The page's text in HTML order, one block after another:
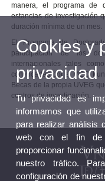
manera, el programa de
estancias de investigación
duración mínima de un mes.
El Programa de
participación de los
internacionales tales
convocadas por el MEC,
Becas de la propia UVEG
centros de investigación.
Cookies y
privacidad
Tu privacidad es
informamos que
para realizar análisis
web con el fin de
proporcionar
nuestro tráfico.
configuración de